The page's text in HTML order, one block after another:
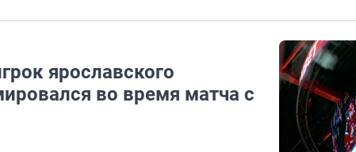
ярославского
во время матча с